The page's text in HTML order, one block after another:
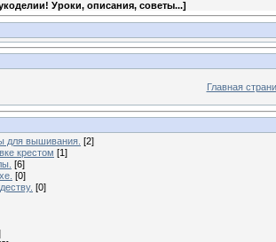
Уроки, описания, советы...]
Главная
для вышивания. [2]
крестом [1]
[6]
[0]
[0]